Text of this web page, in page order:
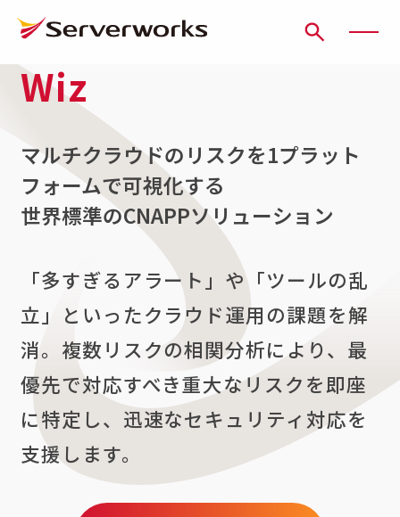
Wiz
マルチクラウドのリスクを1プラット
フォームで可視化する
世界標準のCNAPPソリューション
「多すぎるアラート」や「ツールの乱
立」といったクラウド運用の課題を解
消。複数リスクの相関分析により、最
優先で対応すべき重大なリスクを即座
に特定し、迅速なセキュリティ対応を
支援します。